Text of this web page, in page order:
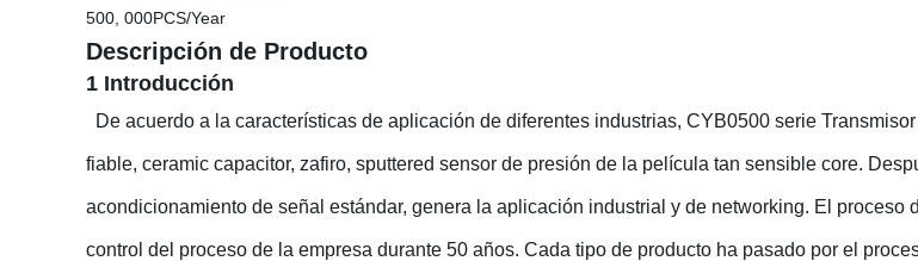
500, 000PCS/Year
Descripción de Producto
1 Introducción
De acuerdo a la características de aplicación de diferentes industrias, CYB0500 serie
fiable, ceramic capacitor, zafiro, sputtered sensor de presión de la película tan sensible core.
acondicionamiento de señal estándar, genera la aplicación industrial y de networking. El
control del proceso de la empresa durante 50 años. Cada tipo de producto ha pasado por el